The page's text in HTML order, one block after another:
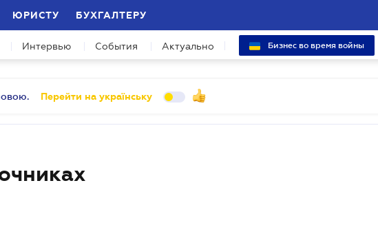
ЮРИСТУ БУХГАЛТЕРУ
Интервью События Актуально Бизнес во время войны
Перейти на українську